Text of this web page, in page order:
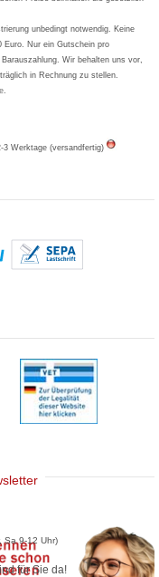
unbedingt notwendig. Keine
Euro. Nur ein Gutschein pro
Wir behalten uns vor,
in Rechnung zu stellen.
.
3 Werktage (versandfertig)
Sa 9-12 Uhr)
für Sie da!